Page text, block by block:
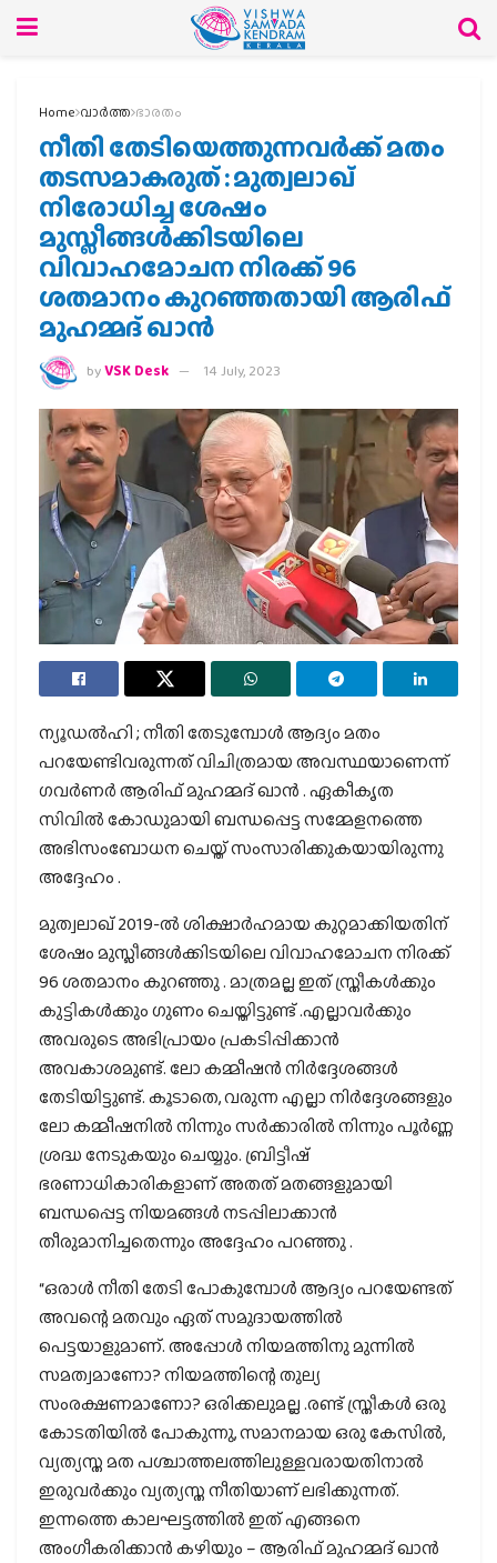
Home വാര്‍ത്ത ഭാരതം
നീതി തേടിയെത്തുന്നവർക്ക് മതം
തടസമാകരുത് : മുത്വലാഖ്
നിരോധിച്ച ശേഷം
മുസ്ലീങ്ങൾക്കിടയിലെ
വിവാഹമോചന നിരക്ക് 96
ശതമാനം കുറഞ്ഞതായി ആരിഫ്
മുഹമ്മദ് ഖാൻ
byVSK Desk 14 July, 2023
ന്യൂഡൽഹി ; നീതി തേടുമ്പോൾ ആദ്യം മതം
പറയേണ്ടിവരുന്നത് വിചിത്രമായ അവസ്ഥയാണെന്ന്
ഗവർണർ ആരിഫ് മുഹമ്മദ് ഖാൻ . ഏകീകൃത
സിവിൽ കോഡുമായി ബന്ധപ്പെട്ട സമ്മേളനത്തെ
അഭിസംബോധന ചെയ്ത് സംസാരിക്കുകയായിരുന്നു
അദ്ദേഹം .
മുത്വലാഖ് 2019-ൽ ശിക്ഷാർഹമായ കുറ്റമാക്കിയതിന്
ശേഷം മുസ്ലീങ്ങൾക്കിടയിലെ വിവാഹമോചന നിരക്ക്
96 ശതമാനം കുറഞ്ഞു . മാത്രമല്ല ഇത് സ്ത്രീകൾക്കും
കുട്ടികൾക്കും ഗുണം ചെയ്തിട്ടുണ്ട് .എല്ലാവർക്കും
അവരുടെ അഭിപ്രായം പ്രകടിപ്പിക്കാൻ
അവകാശമുണ്ട്. ലോ കമ്മീഷൻ നിർദ്ദേശങ്ങൾ
തേടിയിട്ടുണ്ട്. കൂടാതെ, വരുന്ന എല്ലാ നിർദ്ദേശങ്ങളും
ലോ കമ്മീഷനിൽ നിന്നും സർക്കാരിൽ നിന്നും പൂർണ്ണ
ശ്രദ്ധ നേടുകയും ചെയ്യും. ബ്രിട്ടീഷ്
ഭരണാധികാരികളാണ് അതത് മതങ്ങളുമായി
ബന്ധപ്പെട്ട നിയമങ്ങൾ നടപ്പിലാക്കാൻ
തീരുമാനിച്ചതെന്നും അദ്ദേഹം പറഞ്ഞു .
“ഒരാൾ നീതി തേടി പോകുമ്പോൾ ആദ്യം പറയേണ്ടത്
അവന്റെ മതവും ഏത് സമുദായത്തിൽ
പെട്ടയാളുമാണ്. അപ്പോൾ നിയമത്തിനു മുന്നിൽ
സമത്വമാണോ? നിയമത്തിന്റെ തുല്യ
സംരക്ഷണമാണോ? ഒരിക്കലുമല്ല .രണ്ട് സ്ത്രീകൾ ഒരു
കോടതിയിൽ പോകുന്നു, സമാനമായ ഒരു കേസിൽ,
വ്യത്യസ്ത മത പശ്ചാത്തലത്തിലുള്ളവരായതിനാൽ
ഇരുവർക്കും വ്യത്യസ്ത നീതിയാണ് ലഭിക്കുന്നത്.
ഇന്നത്തെ കാലഘട്ടത്തിൽ ഇത് എങ്ങനെ
അംഗീകരിക്കാൻ കഴിയും – ആരിഫ് മുഹമ്മദ് ഖാൻ